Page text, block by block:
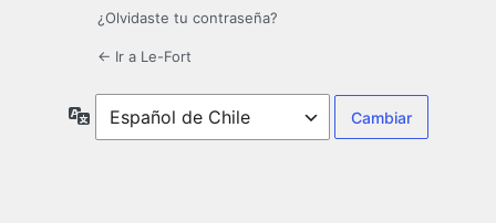
¿Olvidaste tu contraseña?
← Ir a Le-Fort
Idioma